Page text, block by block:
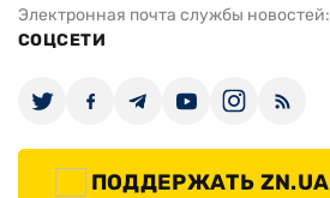
Электронная почта службы новостей:
СОЦСЕТИ
ПОДДЕРЖАТЬ ZN.UA